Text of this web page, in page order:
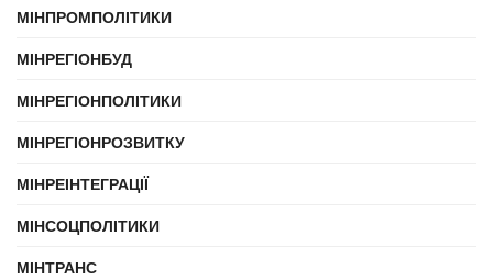
МІНПРОМПОЛІТИКИ
МІНРЕГІОНБУД
МІНРЕГІОНПОЛІТИКИ
МІНРЕГІОНРОЗВИТКУ
МІНРЕІНТЕГРАЦІЇ
МІНСОЦПОЛІТИКИ
МІНТРАНС